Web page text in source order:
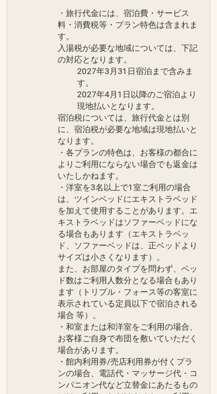
●20:00～22:00は混雑しやすい時間帯と
なっております。早めのお時間でのご利
用をお勧めいたします。
※営業時間や内容は予告なく変更となる
場合があります。
設定期間：2026年7月1日～2026年9月
インターネットコース番号：DP-1-
17558966
[11月16日～2月末]9:00～18:00営業時間
★インドアプール
ウォータースライダー、深さ30cm・
60cmのお子様用エリアを備えたインド
お天気に左右されず、気温・水温とも
30℃前後を保ち常に快適。
・営業期間 通年
・営業時間 9:00～21:00
※営業時間や内容は予告なく変更となる
場合があります。
大浴場のご案内
オープンなスペースで日ごろの疲れを癒
せる大浴場。サウナも完備。
●営業時間 6:00～11:00／15:00～23:00
●料金 ご宿泊者は代金不要
●20:00～22:00は混雑しやすい時間帯と
なっております。早めのお時間でのご利
用をお勧めいたします。
※営業時間や内容は予告なく変更となる
場合があります。
・旅行代金には、宿泊費・サービス
料・消費税等・プラン特色は含まれま
す。
入湯税が必要な地域については、下記
の対応となります。
2027年3月31日宿泊まで含みま
す。
2027年4月1日以降のご宿泊より
現地払いとなります。
宿泊税については、旅行代金とは別
に、宿泊税が必要な地域は現地払いと
なります。
・各プランの特色は、お客様の都合に
よりご利用にならない場合でも返金は
いたしかねます。
・洋室を3名以上で1室ご利用の場合
は、ツインベッドにエキストラベッド
を加えて使用することがあります。エ
キストラベッドはソファーベッドにな
る場合もあります（エキストラベッ
ド、ソファーベッドは、正ベッドより
サイズは小さくなります）。
また、お部屋のタイプを問わず、ベッ
ド数はご利用人数分となる場合もあり
ます（トリプル・フォース等の客室に
表示されている定員以下で宿泊される
場合 等）。
・和室または和洋室をご利用の場合、
お客様ご自身で布団を敷いていただく
場合があります。
・館内利用券/売店利用券が付くプラ
ンの場合、電話代・マッサージ代・コ
ンパニオン代など立替金にあたるもの